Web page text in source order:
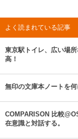
よく読まれている記事
東京駅トイレ、広い場
高！
無印の文庫本ノートを何
COMPARISON 比較
在意識と対話する。